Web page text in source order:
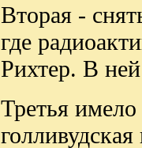
Вторая -
где
Рихтер. В
Третья имело